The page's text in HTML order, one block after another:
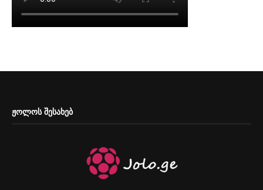
ᲟᲝᲚᲝᲡ ᲨᲔᲡᲐᲮᲔᲑ